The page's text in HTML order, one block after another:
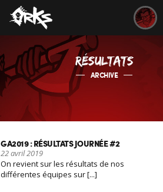
RÉSULTATS
ARCHIVE
GA2019 : RÉSULTATS JOURNÉE #2
22 avril 2019
On revient sur les résultats de nos
différentes équipes sur [...]